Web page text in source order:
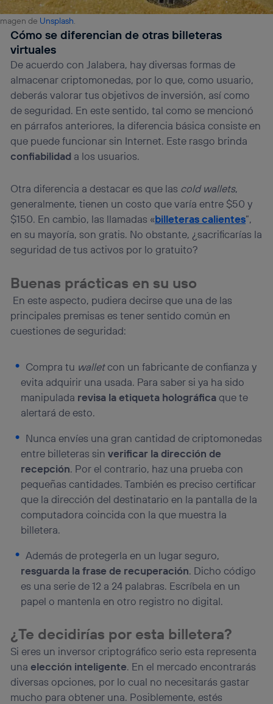
de Unsplash.
Cómo se diferencian de otras billeteras
virtuales
De acuerdo con Jalabera, hay diversas formas de
almacenar criptomonedas, por lo que, como usuario,
deberás valorar tus objetivos de inversión, así como
de seguridad. En este sentido, tal como se mencionó
en párrafos anteriores, la diferencia básica consiste en
que puede funcionar sin Internet. Este rasgo brinda
confiabilidad a los usuarios.
Otra diferencia a destacar es que las cold wallets,
generalmente, tienen un costo que varía entre $50 y
$150. En cambio, las llamadas «billeteras calientes”,
en su mayoría, son gratis. No obstante, ¿sacrificarías la
seguridad de tus activos por lo gratuito?
Buenas prácticas en su uso
En este aspecto, pudiera decirse que una de las
principales premisas es tener sentido común en
cuestiones de seguridad:
Compra tu walletcon un fabricante de confianza y
evita adquirir una usada. Para saber si ya ha sido
manipulada revisa la etiqueta holográficaque te
alertará de esto.
Nunca envíes una gran cantidad de criptomonedas
entre billeteras sinverificar la dirección de
recepción. Por el contrario, haz una prueba con
pequeñas cantidades. También es preciso certificar
que la dirección del destinatario en la pantalla de la
computadora coincida con la que muestra la
billetera.
Además de protegerla en un lugar seguro,
resguarda la frase de recuperación. Dicho código
es una serie de 12 a 24 palabras. Escríbela en un
papel o mantenla en otro registro no digital.
¿Te decidirías por esta billetera?
Si eres un inversor criptográfico serio esta representa
unaelección inteligente. En el mercado encontrarás
diversas opciones, por lo cual no necesitarás gastar
mucho para obtener una. Posiblemente, estés